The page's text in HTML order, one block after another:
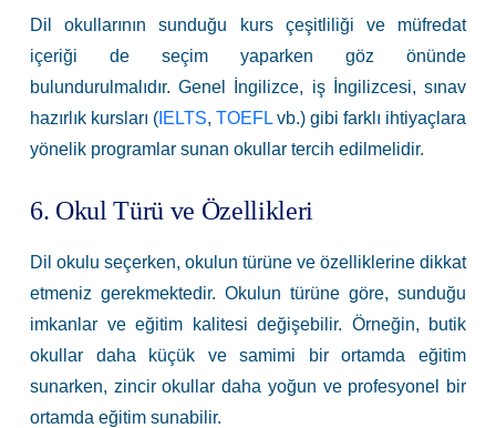
Dil okullarının sunduğu kurs çeşitliliği ve müfredat
içeriği de seçim yaparken göz önünde
bulundurulmalıdır. Genel İngilizce, iş İngilizcesi, sınav
hazırlık kursları ( IELTS, TOEFL vb.) gibi farklı ihtiyaçlara
yönelik programlar sunan okullar tercih edilmelidir.
6. Okul Türü ve Özellikleri
Dil okulu seçerken, okulun türüne ve özelliklerine dikkat
etmeniz gerekmektedir. Okulun türüne göre, sunduğu
imkanlar ve eğitim kalitesi değişebilir. Örneğin, butik
okullar daha küçük ve samimi bir ortamda eğitim
sunarken, zincir okullar daha yoğun ve profesyonel bir
ortamda eğitim sunabilir.